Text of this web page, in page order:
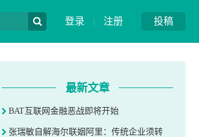
投稿
登录 | 注册
最新文章
BAT互联网金融恶战即将开始
张瑞敏自解海尔联姻阿里：传统企业须转